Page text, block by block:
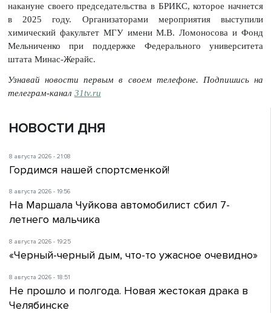
накануне своего председательства в БРИКС, которое начнется
в 2025 году. Организаторами мероприятия выступили
химический факультет МГУ имени М.В. Ломоносова и Фонд
Мельниченко при поддержке Федерального университета
штата Минас-Жерайс.
Узнавай новости первым в своем телефоне. Подпишись на
телеграм-канал 31tv.ru
НОВОСТИ ДНЯ
8 августа 2026 - 21:08
Гордимся нашей спортсменкой!
8 августа 2026 - 19:56
На Маршала Чуйкова автомобилист сбил 7-
летнего мальчика
8 августа 2026 - 19:25
«Черный-черный дым, что-то ужасное очевидно»
8 августа 2026 - 18:51
Не прошло и полгода. Новая жестокая драка в
Челябинске